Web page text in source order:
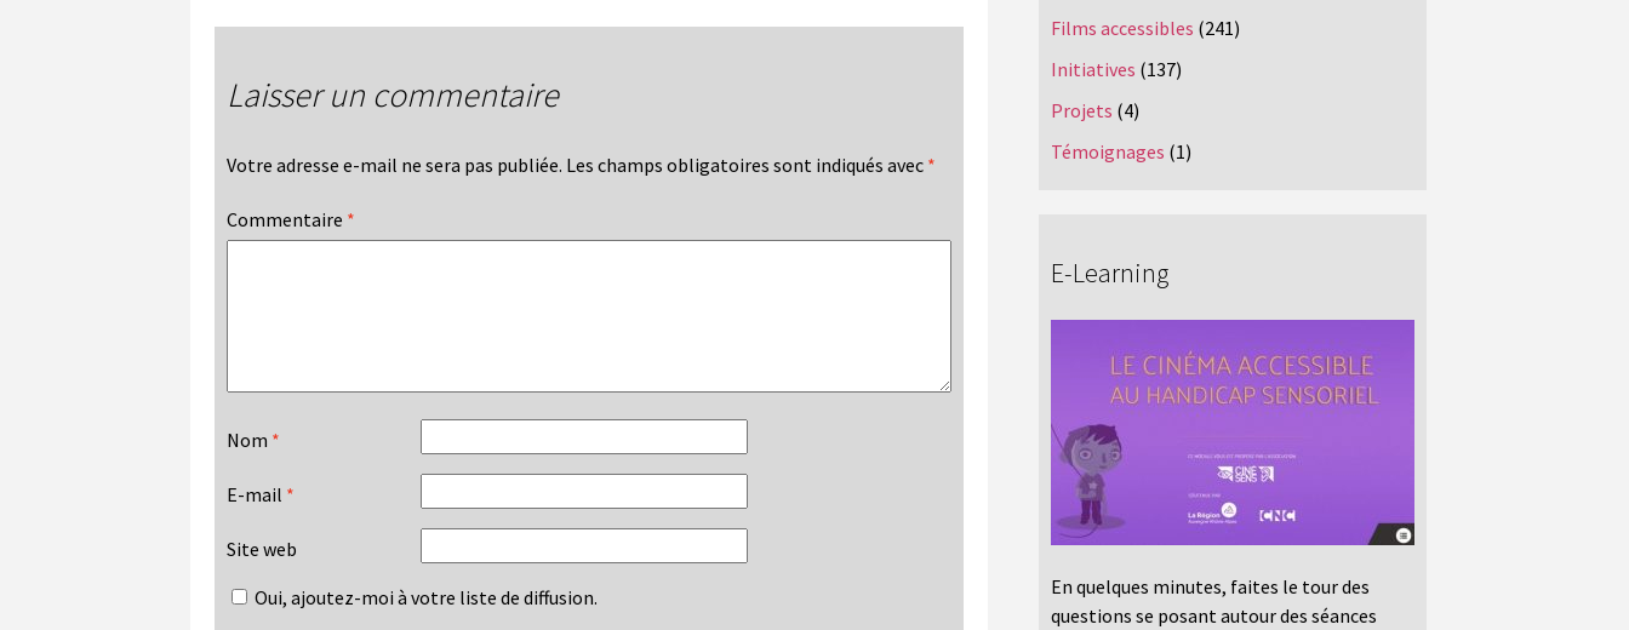
Laisser un commentaire
Votre adresse e-mail ne sera pas publiée. Les champs obligatoires sont indiqués avec *
Commentaire *
Nom *
E-mail *
Site web
Oui, ajoutez-moi à votre liste de diffusion.
Films accessibles (241)
Initiatives (137)
Projets (4)
Témoignages (1)
E-Learning
En quelques minutes, faites le tour des
questions se posant autour des séances